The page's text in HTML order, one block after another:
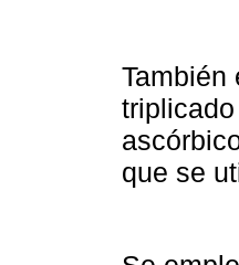
También
que se